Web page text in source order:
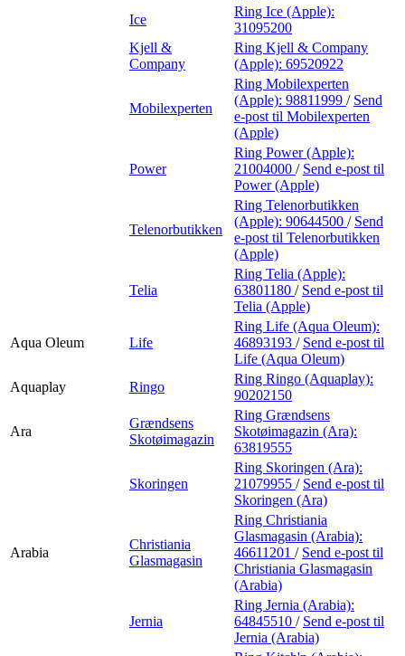
Ice
Ring Ice (Apple):
31095200
Kjell &
Company
Ring Kjell & Company
(Apple): 69520922
Mobilexperten
Ring Mobilexperten
(Apple): 98811999 / Send
e-post til Mobilexperten
(Apple)
Power
Ring Power (Apple):
21004000 / Send e-post til
Power (Apple)
Telenorbutikken
Ring Telenorbutikken
(Apple): 90644500 / Send
e-post til Telenorbutikken
(Apple)
Telia
Ring Telia (Apple):
63801180 / Send e-post til
Telia (Apple)
Aqua Oleum Life
Ring Life (Aqua Oleum):
46893193 / Send e-post til
Life (Aqua Oleum)
Aquaplay
Ringo
Ring Ringo (Aquaplay):
90202150
Ara
Grændsens
Skotøimagazin
Ring Grændsens
Skotøimagazin (Ara):
63819555
Skoringen
Ring Skoringen (Ara):
21079955 / Send e-post til
Skoringen (Ara)
Arabia
Christiania
Glasmagasin
Ring Christiania
Glasmagasin (Arabia):
46611201 / Send e-post til
Christiania Glasmagasin
(Arabia)
Jernia
Ring Jernia (Arabia):
64845510 / Send e-post til
Jernia (Arabia)